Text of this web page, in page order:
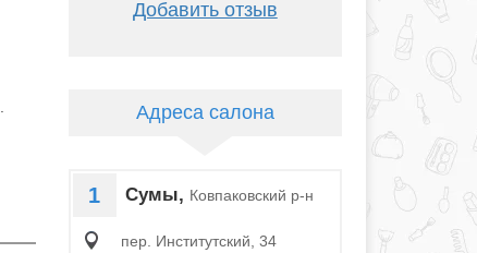
Добавить отзыв
Адреса салона
1 Сумы, Ковпаковский р-н
пер. Институтский, 34